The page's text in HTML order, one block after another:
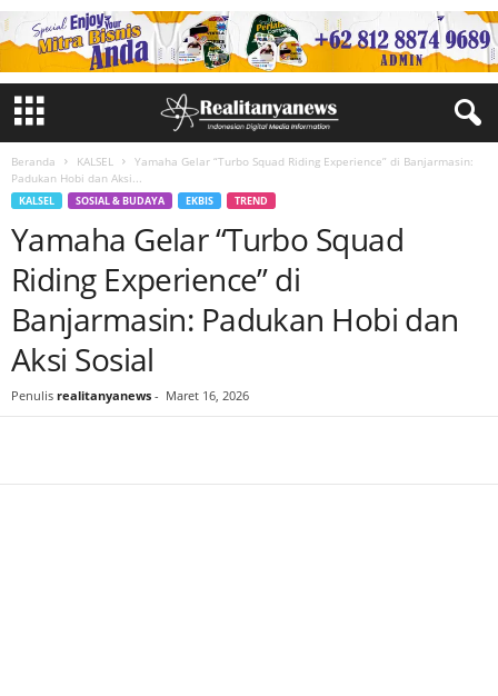
Beranda KALSEL
Yamaha Gelar “Turbo Squad Riding Experience” di Banjarmasin:
Padukan Hobi dan Aksi...
KALSEL SOSIAL & BUDAYA EKBIS TREND
Yamaha Gelar “Turbo Squad
Riding Experience” di
Banjarmasin: Padukan Hobi dan
Aksi Sosial
Penulis realitanyanews - Maret 16, 2026